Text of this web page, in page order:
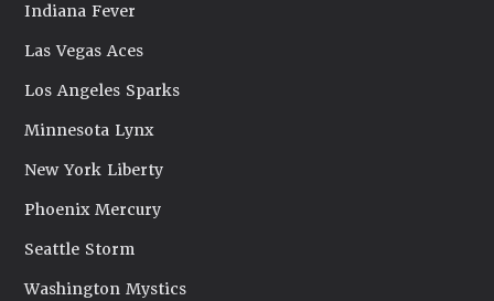
Indiana Fever
Las Vegas Aces
Los Angeles Sparks
Minnesota Lynx
New York Liberty
Phoenix Mercury
Seattle Storm
Washington Mystics